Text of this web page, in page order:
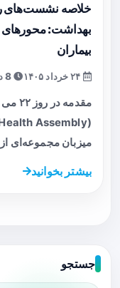
بهداشت: محورهای
بیماران
8 دقیقه
میزبان مجموعه‌ای
بیشتر بخوانید
جستجو